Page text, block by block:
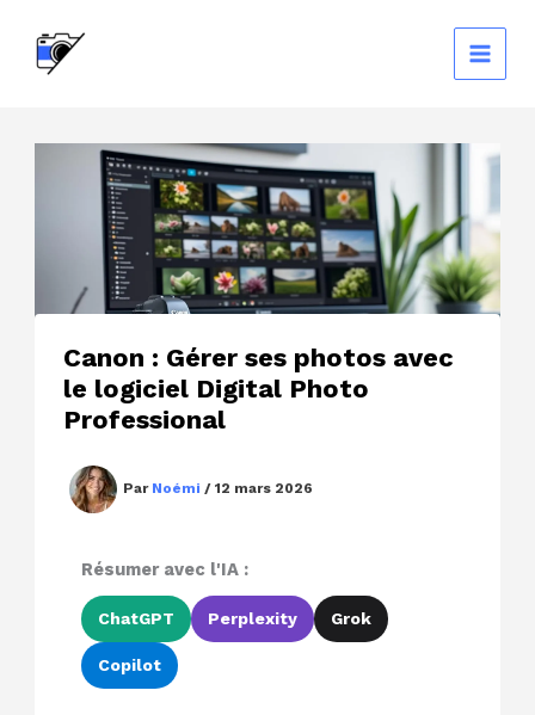
contenu
Canon : Gérer ses photos avec
le logiciel Digital Photo
Professional
Par Noémi /12 mars 2026
Résumer avec l'IA :
ChatGPT Perplexity Grok
Copilot